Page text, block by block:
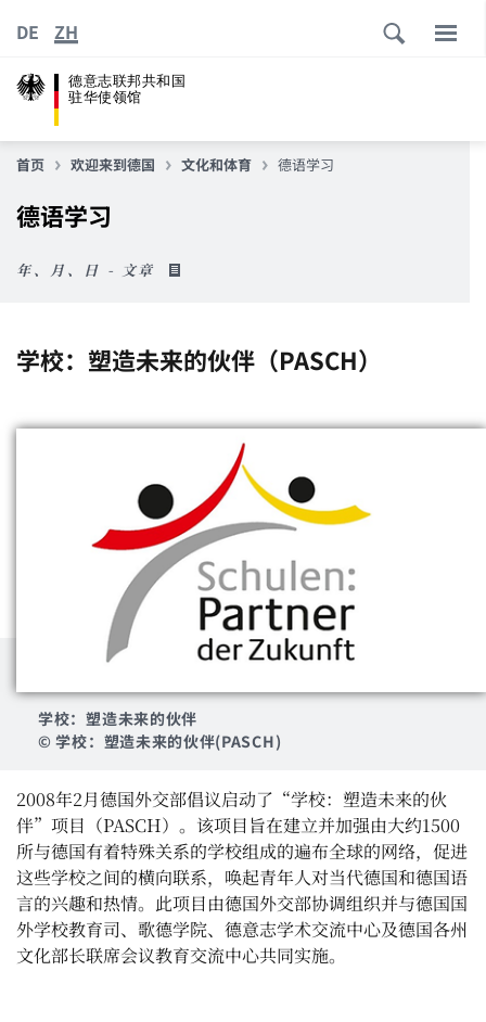
德意志联邦共和国
驻华使领馆
DE ZH
首页 欢迎来到德国 文化和体育 德语学习
德语学习
年、月、日 - 文章
学校：塑造未来的伙伴（PASCH）
学校：塑造未来的伙伴
© 学校：塑造未来的伙伴(PASCH)
2008年2月德国外交部倡议启动了“学校：塑造未来的伙
伴”项目（PASCH）。该项目旨在建立并加强由大约1500
所与德国有着特殊关系的学校组成的遍布全球的网络，促进
这些学校之间的横向联系，唤起青年人对当代德国和德国语
言的兴趣和热情。此项目由德国外交部协调组织并与德国国
外学校教育司、歌德学院、德意志学术交流中心及德国各州
文化部长联席会议教育交流中心共同实施。